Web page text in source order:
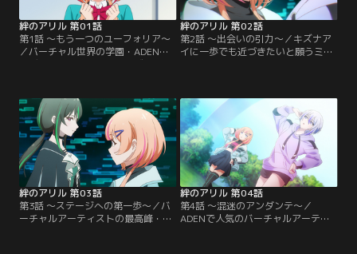
絆のアリル 第01話
第1話 ～もう一つのユーフォリア～
／バーチャル世界の学園・ADENア
カデミーの生徒ミラク。キズナアイ
ーマンスを披露する日の朝を迎え
た。緊張の面持ちで家を出たミラク
は、学園内にある温室にたどり着
く。そこには、神秘的な雰囲気をま
とった男子生徒が佇んでいた。【提
供：バンダイチャンネル】
絆のアリル 第02話
第2話 ～出会いの引力～／キズナア
イに一歩でも近づきたいと願うミラ
パフォーマンス映像に背中を押さ
れ、ADEN内の新たな空間に足を踏
み入れる。そこで出会った丸っこい
フォルムのアバター・まるまる（ミ
ラク命名）といるうちにうたた寝を
してしまったミラク。【提供：バン
ダイチャンネル】
絆のアリル 第03話
第3話 ～ステージへの第一歩～／バ
ーチャルアーティストの最高峰・ラ
絆のアリル 第04話
第4話 ～混迷のアンダンテ～／
ADENで人気のバーチャルアーティ